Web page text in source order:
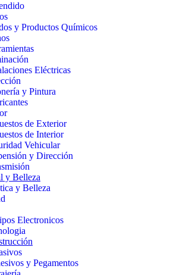
y Productos Químicos
Eléctricas
y Pintura
de Exterior
de Interior
Vehicular
y Dirección
y Belleza
y Belleza
Electronicos
y Pegamentos